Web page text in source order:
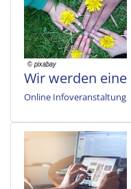
Wir werden eine
Online Infoveranstaltung